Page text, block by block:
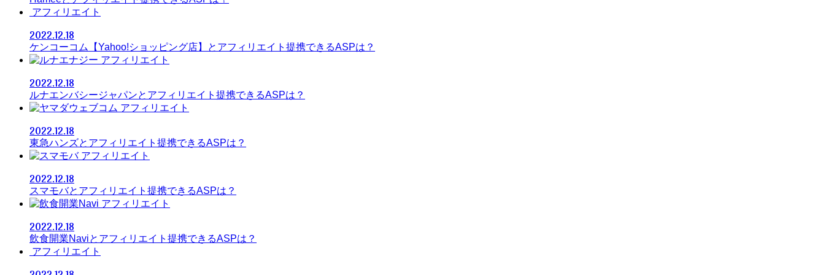
アフィリエイト
2022.12.18
ケンコーコム【Yahoo!ショッピング店】とアフィリエイト提携できるASPは？
アフィリエイト
2022.12.18
ルナエンバシージャパンとアフィリエイト提携できるASPは？
アフィリエイト
2022.12.18
東急ハンズとアフィリエイト提携できるASPは？
アフィリエイト
2022.12.18
スマモバとアフィリエイト提携できるASPは？
アフィリエイト
2022.12.18
飲食開業Naviとアフィリエイト提携できるASPは？
アフィリエイト